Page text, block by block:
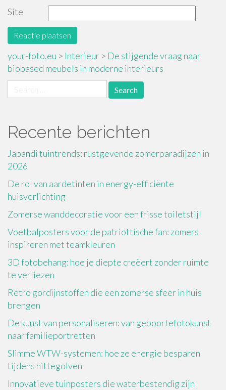
Site
your-foto.eu > Interieur > De stijgende vraag naar
biobased meubels in moderne interieurs
for:
Recente berichten
Japandi tuintrends: rustgevende zomerparadijzen in
2026
De rol van aardetinten in energy-efficiënte
huisverlichting
Zomerse wanddecoratie voor een frisse toiletstijl
Voetbalposters voor de patriottische fan: zomers
inspireren met teamkleuren
3D fotobehang: hoe je diepte creëert zonder ruimte
te verliezen
Retro gordijnstoffen die een zomerse sfeer in huis
brengen
De kunst van personaliseren: van geboortefotokunst
naar familieportretten
Slimme WTW-systemen: hoe ze energie besparen
tijdens hittegolven
Innovatieve tuinposters die waterbestendig zijn